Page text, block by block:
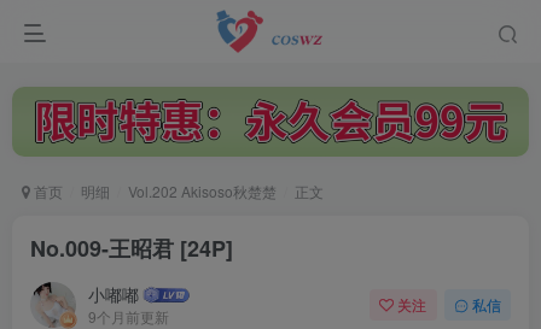
首页 明细 Vol.202 Akisoso秋楚楚 正文
No.009-王昭君 [24P]
小嘟嘟
9个月前更新
关注 私信